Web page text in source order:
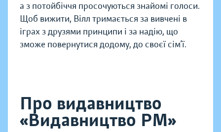
а з потойбіччя просочуються знайомі голоси.
Щоб вижити, Вілл тримається за вивчені в
іграх з друзями принципи і за надію, що
зможе повернутися додому, до своєї сім’ї.
Про видавництво
«Видавництво РМ»